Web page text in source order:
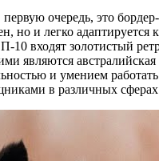
очередь, это
но и легко
входят золотистый
являются
и умением
в различных